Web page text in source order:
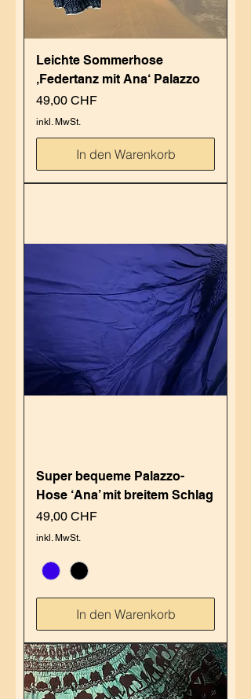
Leichte Sommerhose
‚Federtanz mit Ana‘ Palazzo
Preis
49,00 CHF
inkl. MwSt.
In den Warenkorb
Super bequeme Palazzo-
Hose ‘Ana’ mit breitem Schlag
Preis
49,00 CHF
inkl. MwSt.
In den Warenkorb